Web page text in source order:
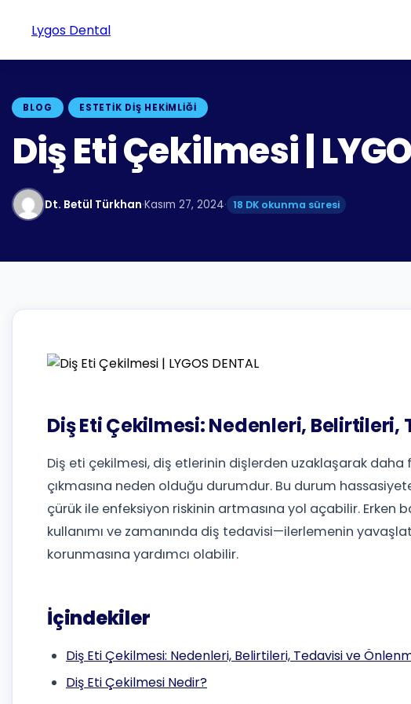
Lygos Dental
BLOG ESTETIK DIŞ HEKIMLIĞI
Diş Eti Çekilmesi |
Dt. Betül Türkhan·Kasım 27, 2024· 18 DK okunma süresi
Diş Eti Çekilmesi: Nedenleri,
Diş eti çekilmesi, diş etlerinin dişlerden uzaklaşarak
çıkmasına neden olduğu durumdur. Bu durum
çürük ile enfeksiyon riskinin artmasına yol açabilir. Erken
kullanımı ve zamanında diş tedavisi—ilerlemenin
korunmasına yardımcı olabilir.
İçindekiler
Diş Eti Çekilmesi: Nedenleri, Belirtileri, Tedavisi ve
Diş Eti Çekilmesi Nedir?